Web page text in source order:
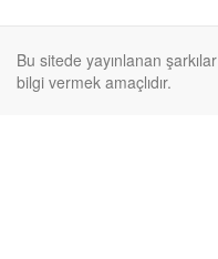
Bu sitede yayınlanan şarkılar
bilgi vermek amaçlıdır.